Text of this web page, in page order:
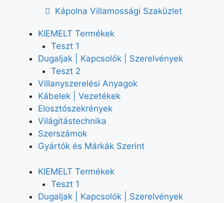
Kápolna Villamossági Szaküzlet
KIEMELT Termékek
Teszt 1
Dugaljak | Kapcsolók | Szerelvények
Teszt 2
Villanyszerelési Anyagok
Kábelek | Vezetékek
Elosztószekrények
Világítástechnika
Szerszámok
Gyártók és Márkák Szerint
KIEMELT Termékek
Teszt 1
Dugaljak | Kapcsolók | Szerelvények